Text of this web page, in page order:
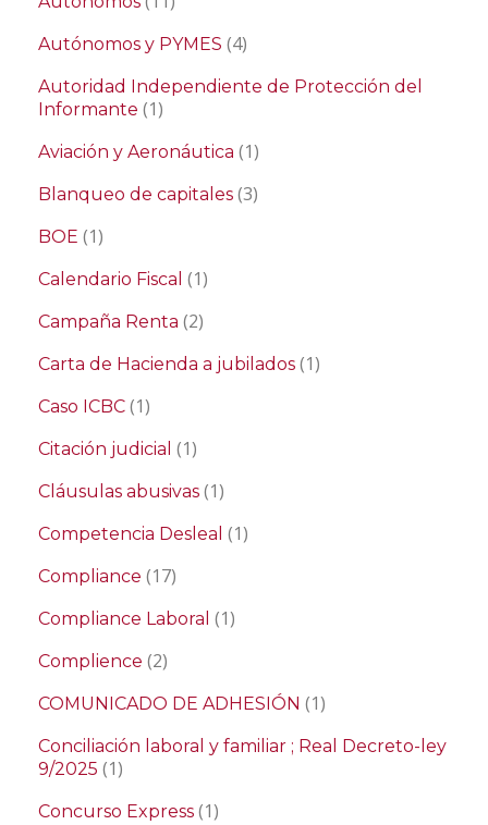
Autónomos y PYMES (4)
Autoridad Independiente de Protección del
Informante (1)
Aviación y Aeronáutica (1)
Blanqueo de capitales (3)
BOE (1)
Calendario Fiscal (1)
Campaña Renta (2)
Carta de Hacienda a jubilados (1)
Caso ICBC (1)
Citación judicial (1)
Cláusulas abusivas (1)
Competencia Desleal (1)
Compliance (17)
Compliance Laboral (1)
Complience (2)
COMUNICADO DE ADHESIÓN (1)
Conciliación laboral y familiar ; Real Decreto-ley
9/2025 (1)
Concurso Express (1)